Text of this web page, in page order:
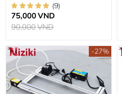
(9)
75,000VND
90,000VND
-27%